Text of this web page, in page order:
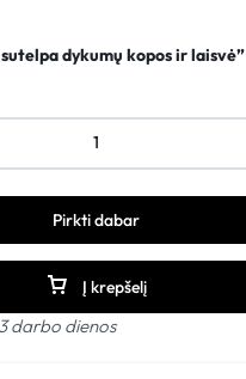
dykumų kopos ir laisvė”
Į krepšelį
Pirkti dabar
darbo dienos